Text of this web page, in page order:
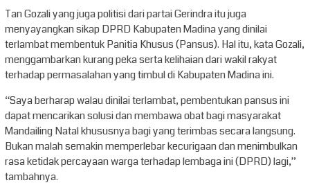
Tan Gozali yang juga politisi dari partai Gerindra itu juga
menyayangkan sikap DPRD Kabupaten Madina yang dinilai
terlambat membentuk Panitia Khusus (Pansus). Hal itu, kata Gozali,
menggambarkan kurang peka serta kelihaian dari wakil rakyat
terhadap permasalahan yang timbul di Kabupaten Madina ini.
“Saya berharap walau dinilai terlambat, pembentukan pansus ini
dapat mencarikan solusi dan membawa obat bagi masyarakat
Mandailing Natal khususnya bagi yang terimbas secara langsung.
Bukan malah semakin memperlebar kecurigaan dan menimbulkan
rasa ketidak percayaan warga terhadap lembaga ini (DPRD) lagi,”
tambahnya.